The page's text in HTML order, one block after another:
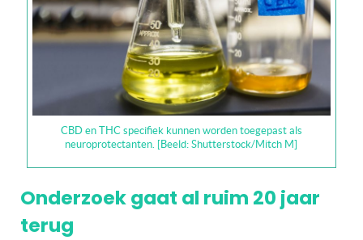
CBD en THC specifiek kunnen worden toegepast als
neuroprotectanten. [Beeld: Shutterstock/Mitch M]
Onderzoek gaat al ruim 20 jaar
terug